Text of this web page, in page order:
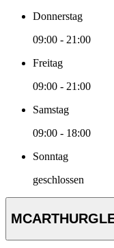
Donnerstag
09:00 - 21:00
Freitag
09:00 - 21:00
Samstag
09:00 - 18:00
Sonntag
geschlossen